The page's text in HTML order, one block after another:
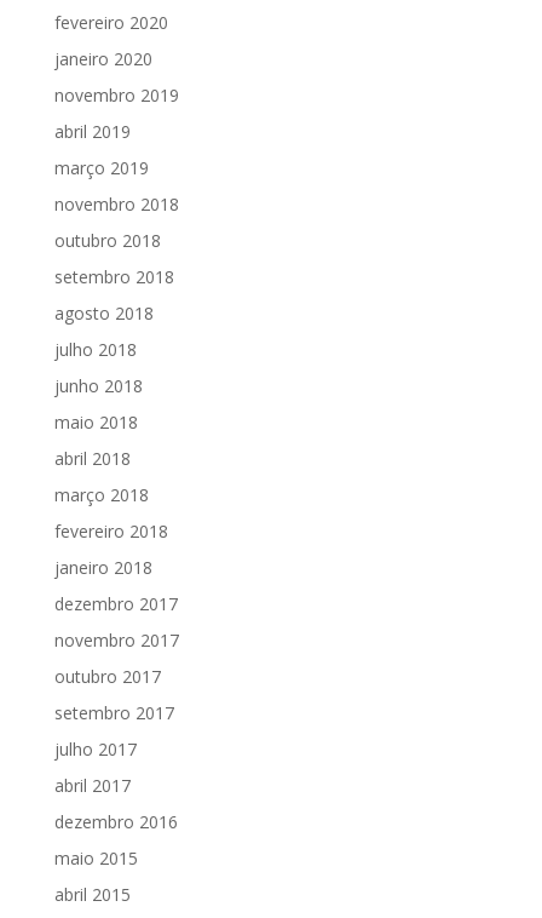
fevereiro 2020
janeiro 2020
novembro 2019
abril 2019
março 2019
novembro 2018
outubro 2018
setembro 2018
agosto 2018
julho 2018
junho 2018
maio 2018
abril 2018
março 2018
fevereiro 2018
janeiro 2018
dezembro 2017
novembro 2017
outubro 2017
setembro 2017
julho 2017
abril 2017
dezembro 2016
maio 2015
abril 2015